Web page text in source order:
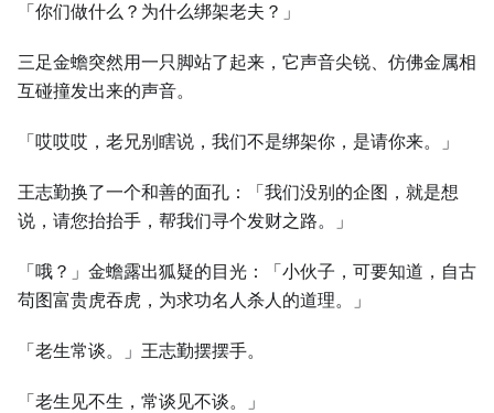
「你们做什么？为什么绑架老夫？」
三足金蟾突然用一只脚站了起来，它声音尖锐、仿佛金属相
互碰撞发出来的声音。
「哎哎哎，老兄别瞎说，我们不是绑架你，是请你来。」
王志勤换了一个和善的面孔：「我们没别的企图，就是想
说，请您抬抬手，帮我们寻个发财之路。」
「哦？」金蟾露出狐疑的目光：「小伙子，可要知道，自古
苟图富贵虎吞虎，为求功名人杀人的道理。」
「老生常谈。」王志勤摆摆手。
「老生见不生，常谈见不谈。」